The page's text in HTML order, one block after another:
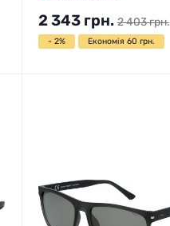
2 343 грн. 2 403грн.
- 2% Економія 60 грн.